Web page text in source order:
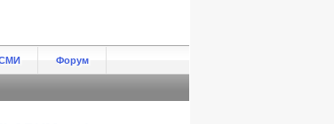
Форум